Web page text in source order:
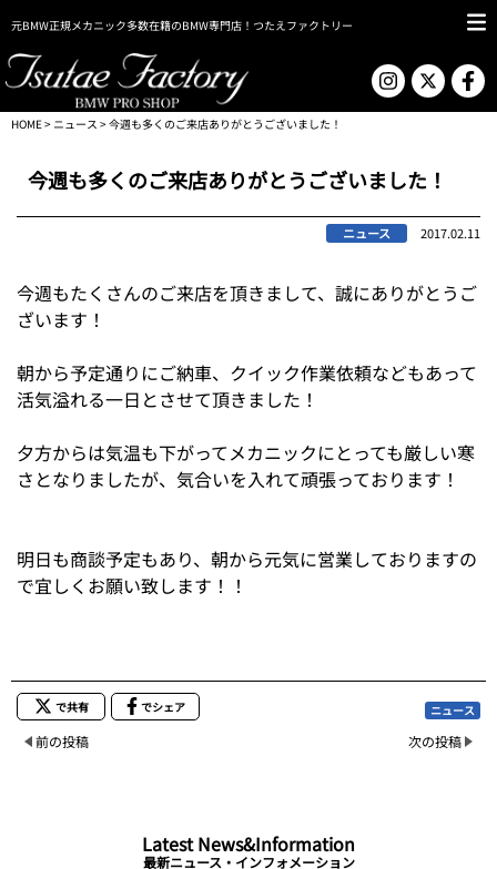
元BMW正規メカニック多数在籍のBMW専門店！つたえファクトリー
HOME> ニュース > 今週も多くのご来店ありがとうございました！
今週も多くのご来店ありがとうございました！
ニュース 2017.02.11
今週もたくさんのご来店を頂きまして、誠にありがとうご
ざいます！
朝から予定通りにご納車、クイック作業依頼などもあって
活気溢れる一日とさせて頂きました！
夕方からは気温も下がってメカニックにとっても厳しい寒
さとなりましたが、気合いを入れて頑張っております！
明日も商談予定もあり、朝から元気に営業しておりますの
で宜しくお願い致します！！
で共有 でシェア ニュース
前の投稿 次の投稿
Latest News&Information
最新ニュース・インフォメーション